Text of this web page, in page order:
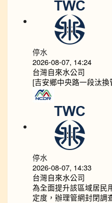
停水
2026-08-07, 14:24
台灣自來水公司
[吉安鄉中央路一段汰
停水
2026-08-07, 14:33
台灣自來水公司
為全面提升該區域居民
定度，辦理管網封閉調